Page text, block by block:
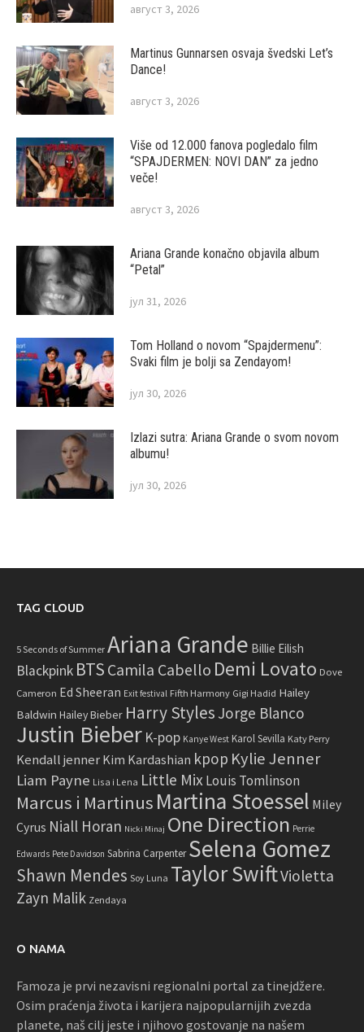
август 3, 2026
Martinus Gunnarsen osvaja švedski Let’s
Dance!
август 3, 2026
Više od 12.000 fanova pogledalo film
“SPAJDERMEN: NOVI DAN” za jedno
veče!
август 3, 2026
Ariana Grande konačno objavila album
“Petal”
јул 31, 2026
Tom Holland o novom “Spajdermenu”:
Svaki film je bolji sa Zendayom!
јул 30, 2026
Izlazi sutra: Ariana Grande o svom novom
albumu!
јул 30, 2026
TAG CLOUD
5 Seconds of Summer Ariana Grande Billie Eilish
Blackpink BTS Camila Cabello Demi Lovato Dove
Cameron Ed Sheeran Exit festival Fifth Harmony Gigi Hadid Hailey
Baldwin Hailey Bieber Harry Styles Jorge Blanco
Justin Bieber K-pop Kanye West Karol Sevilla Katy Perry
Kendall jenner Kim Kardashian kpop Kylie Jenner
Liam Payne Lisa i Lena Little Mix Louis Tomlinson
Marcus i Martinus Martina Stoessel Miley
Cyrus Niall Horan Nicki Minaj One Direction Perrie
Edwards Pete Davidson Sabrina Carpenter Selena Gomez
Shawn Mendes Soy Luna Taylor SwiftVioletta
Zayn Malik Zendaya
O NAMA
Famoza je prvi nezavisni regionalni portal za tinejdžere.
Osim praćenja života i karijera najpopularnijih zvezda
planete, naš cilj jeste i njihovo gostovanje na našem